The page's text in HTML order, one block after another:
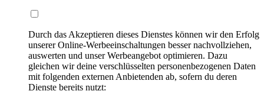
Durch das Akzeptieren dieses Dienstes können wir den Erfolg
unserer Online-Werbeeinschaltungen besser nachvollziehen,
auswerten und unser Werbeangebot optimieren. Dazu
gleichen wir deine verschlüsselten personenbezogenen Daten
mit folgenden externen Anbietenden ab, sofern du deren
Dienste bereits nutzt: